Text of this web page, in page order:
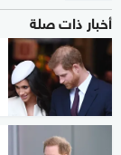
أخبار ذات صلة